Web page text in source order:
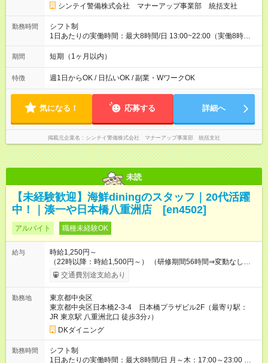
シンテイ警備株式会社 マナーアップ事業部 統括支社
勤務時間
シフト制
1日あたりの実働時間：最大8時間/日 13:00~22:00（実働8時
間） 日給11，000円支給 14:00~23:00（実働8時間） 日給11，
000円支給 ★週1日～OK！
期間 短期（1ヶ月以内）
特徴 週1日からOK / 日払いOK / 副業・WワークOK
気になる！ 応募する 詳細へ
掲載元企業名 シンテイ警備株式会社 マナーアップ事業部 統括支社
未読
【未経験歓迎】海鮮diningのスタッフ｜20代活躍
中！｜湊一や日本橋八重洲店 [en4502]
アルバイト 職種未経験OK
給与
時給1,250円～
（22時以降：時給1,500円～） （研修期間56時間⇒変動なし） ■
食事補助あり⇒1食200円 ■友人紹介制度あり⇒1人紹介につき最
大3万円支給！ 【試用期間】試用期間なし
交通費別途支給あり
勤務地
東京都中央区
東京都中央区日本橋2-3-4 日本橋プラザビル2F（最寄り駅：
JR 東京駅 八重洲北口 徒歩3分♪）
DKダイニング
勤務時間
シフト制
1日あたりの実働時間：最大8時間/日 月～木：17:00～23:00 金